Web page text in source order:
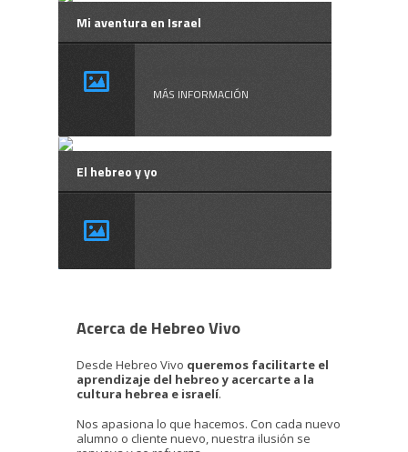
Mi aventura en Israel
MÁS INFORMACIÓN
El hebreo y yo
Acerca de Hebreo Vivo
Desde Hebreo Vivo queremos facilitarte el
aprendizaje del hebreo y acercarte a la
cultura hebrea e israelí.
Nos apasiona lo que hacemos. Con cada nuevo
alumno o cliente nuevo, nuestra ilusión se